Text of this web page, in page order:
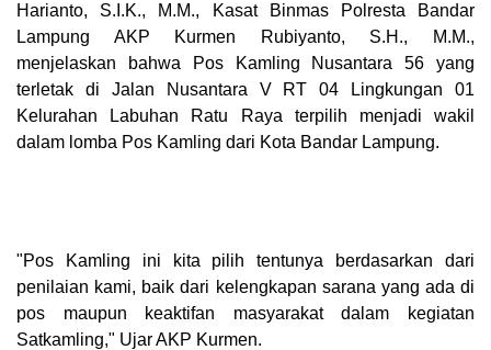
Harianto, S.I.K., M.M., Kasat Binmas Polresta Bandar
Lampung AKP Kurmen Rubiyanto, S.H., M.M.,
menjelaskan bahwa Pos Kamling Nusantara 56 yang
terletak di Jalan Nusantara V RT 04 Lingkungan 01
Kelurahan Labuhan Ratu Raya terpilih menjadi wakil
dalam lomba Pos Kamling dari Kota Bandar Lampung.
"Pos Kamling ini kita pilih tentunya berdasarkan dari
penilaian kami, baik dari kelengkapan sarana yang ada di
pos maupun keaktifan masyarakat dalam kegiatan
Satkamling," Ujar AKP Kurmen.